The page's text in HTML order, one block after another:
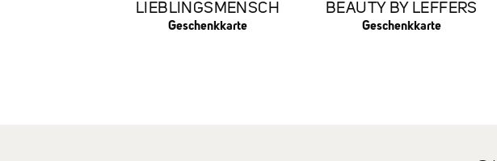
LIEBLINGSMENSCH
Geschenkkarte
BEAUTY BY LEFFERS
Geschenkkarte